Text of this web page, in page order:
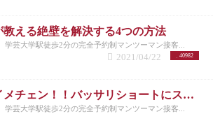
教える絶壁を解決する4つの方法
学芸大学駅徒歩2分の完全予約制マンツーマン接客...
40982
2021/04/22
これぞイメチェン！！バッサリショートにスタイルチェンジ！
学芸大学駅徒歩2分の完全予約制マンツーマン接客...